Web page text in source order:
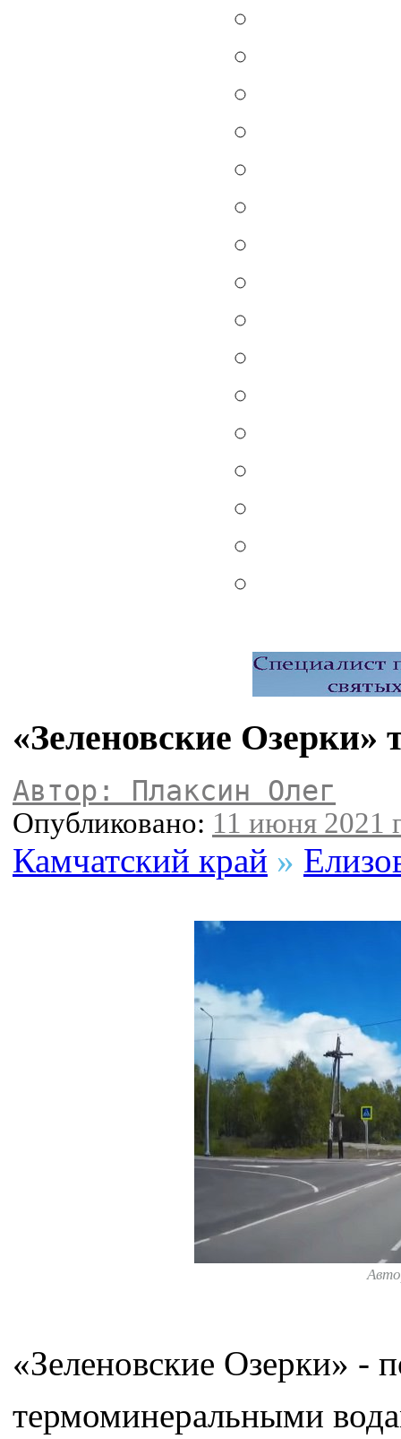
«Зеленовские
Автор: Плаксин Олег
Опубликовано: 11 июня 2021
Камчатский край »
«Зеленовские Озерки» -
термоминеральными